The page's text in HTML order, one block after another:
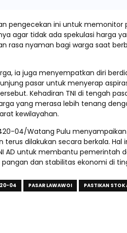
pengecekan ini untuk memonitor
agar tidak ada spekulasi harga
rasa nyaman bagi warga saat
ia juga menyempatkan diri
pasar untuk menyerap
Kehadiran TNI di tengah
yang merasa lebih tenang
kewilayahan.
04/Watang Pulu
dilakukan secara berkala. Hal
AD untuk membantu pemerintah
dan stabilitas ekonomi di
04 PASAR LAWAWOI PASTIKAN STOK